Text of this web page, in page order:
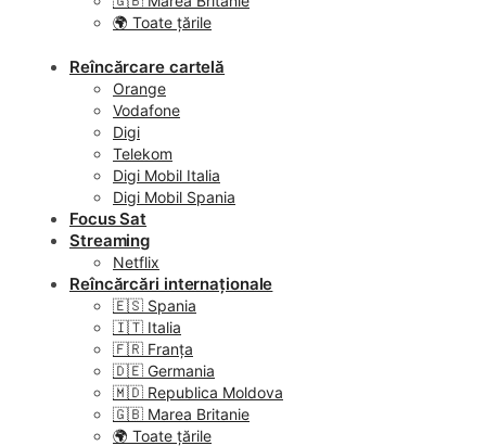
🌍 Toate țările
Reîncărcare cartelă
Orange
Vodafone
Digi
Telekom
Digi Mobil Italia
Digi Mobil Spania
Focus Sat
Streaming
Netflix
Reîncărcări internaționale
🇪🇸 Spania
🇮🇹 Italia
🇫🇷 Franța
🇩🇪 Germania
🇲🇩 Republica Moldova
🇬🇧 Marea Britanie
🌍 Toate țările